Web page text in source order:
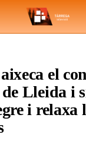
el
Lleida i
i relaxa